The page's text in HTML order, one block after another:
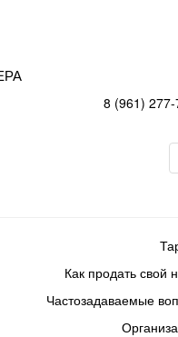
8 (961)
Как продать свой
Частозадаваемые